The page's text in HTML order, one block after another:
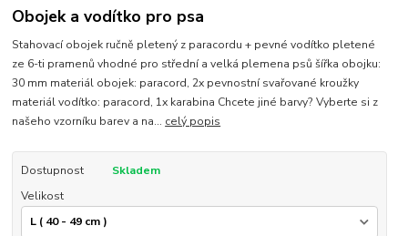
Obojek a vodítko pro psa
Stahovací obojek ručně pletený z paracordu + pevné vodítko pletené
ze 6-ti pramenů vhodné pro střední a velká plemena psů šířka obojku:
30 mm materiál obojek: paracord, 2x pevnostní svařované kroužky
materiál vodítko: paracord, 1x karabina Chcete jiné barvy? Vyberte si z
našeho vzorníku barev a na... celý popis
Dostupnost
Skladem
Velikost